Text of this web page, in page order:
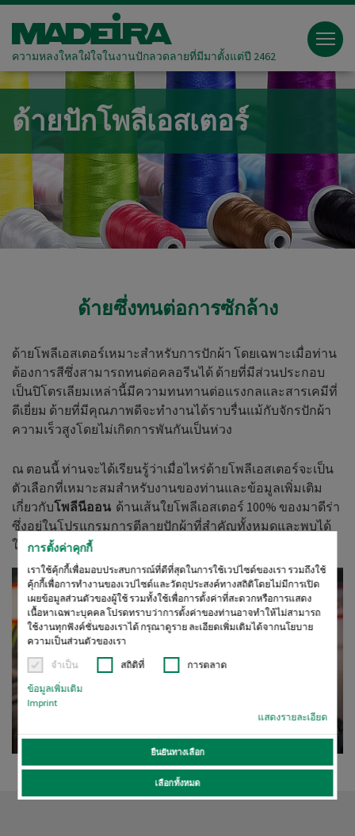
การตั้งค่าคุกกี้
เราใช้คุ้กกี้เพื่อมอบประสบการณ์ที่ดีที่สุดในการใช้เวปไซด์ของเรา รวมถึงใช้
คุ้กกี้เพื่อการทำงานของเวปไซด์และวัตถุประสงค์ทางสถิติโดยไม่มีการเปิด
เผยข้อมูลส่วนตัวของผู้ใช้ รวมทั้งใช้เพื่อการตั้งค่าที่สะดวกหรือการแสดง
เนื้อหาเฉพาะบุคคล โปรดทราบว่าการตั้งค่าของท่านอาจทำให้ไม่สามารถ
ใช้งานทุกฟังค์ชั่นของเราได้ กรุณาดูราย ละเอียดเพิ่มเติมได้จากนโยบาย
ความเป็นส่วนตัวของเรา
จำเป็น
สถิติที่
การตลาด
ข้อมูลเพิ่มเติม
Imprint
แสดงรายละเอียด
ยืนยันทางเลือก
เลือกทั้งหมด
ความหลงใหลใฝ่ใจในงานปักลวดลายที่มีมาตั้งแต่ปี 2462
ด้ายปักโพลีเอสเตอร์
ด้ายซึ่งทนต่อการซักล้าง
ด้ายโพลีเอสเตอร์เหมาะสำหรับการปักผ้า โดยเฉพาะเมื่อท่าน
ต้องการสีซึ่งสามารถทนต่อคลอรีนได้ ด้ายที่มีส่วนประกอบ
เป็นปิโตรเลียมเหล่านี้มีความทนทานต่อแรงกลและสารเคมีที่
ดีเยี่ยม ด้ายที่มีคุณภาพดีจะทำงานได้ราบรื่นแม้กับจักรปักผ้า
ความเร็วสูงโดยไม่เกิดการพันกันเป็นห่วง
ณ ตอนนี้ ท่านจะได้เรียนรู้ว่าเมื่อไหร่ด้ายโพลีเอสเตอร์จะเป็น
ตัวเลือกที่เหมาะสมสำหรับงานของท่านและข้อมูลเพิ่มเติม
เกี่ยวกับโพลีนีออน ด้านเส้นใยโพลีเอสเตอร์ 100% ของมาดีร่า
ซึ่งอยู่ในโปรแกรมการตีลายปักผ้าที่สำคัญทั้งหมดและพบได้
ในทั่วทุกมุมโลก